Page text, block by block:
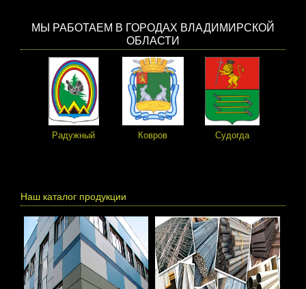
МЫ РАБОТАЕМ В ГОРОДАХ ВЛАДИМИРСКОЙ
ОБЛАСТИ
Радужный Ковров Судогда
Наш каталог продукции